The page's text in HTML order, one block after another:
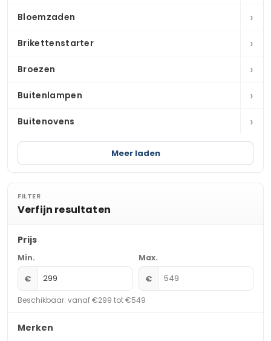
Bloemzaden ›
Brikettenstarter ›
Broezen ›
Buitenlampen ›
Buitenovens ›
Meer laden
FILTER
Verfijn resultaten
Prijs
Min.
€
Max.
€
Beschikbaar: vanaf €299 tot €549
Merken